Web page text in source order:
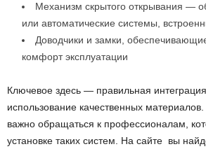
Механизм скрытого открывания —
или автоматические системы,
Доводчики и замки,
комфорт эксплуатации
Ключевое здесь — правильная
использование качественных
важно обращаться к профессионалам,
установке таких систем. На сайте вы